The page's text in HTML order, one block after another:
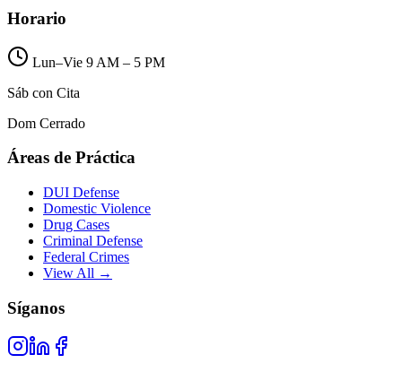
Horario
Lun–Vie 9 AM – 5 PM
Sáb con Cita
Dom Cerrado
Áreas de Práctica
DUI Defense
Domestic Violence
Drug Cases
Criminal Defense
Federal Crimes
View All →
Síganos